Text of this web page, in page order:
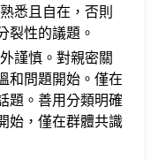
悉且自在，否則
裂性的議題。
謹慎。對親密關
和問題開始。僅在
題。善用分類明確
始，僅在群體共識